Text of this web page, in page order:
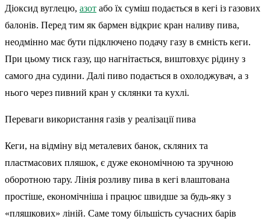
Діоксид вуглецю, азот або їх суміш подається в кегі із газових
балонів. Перед тим як бармен відкриє кран наливу пива,
неодмінно має бути підключено подачу газу в ємність кеги.
При цьому тиск газу, що нагнітається, виштовхує рідину з
самого дна судини. Далі пиво подається в охолоджувач, а з
нього через пивний кран у склянки та кухлі.
Переваги використання газів у реалізації пива
Кеги, на відміну від металевих банок, скляних та
пластмасових пляшок, є дуже економічною та зручною
оборотною тару. Лінія розливу пива в кегі влаштована
простіше, економічніша і працює швидше за будь-яку з
«пляшкових» ліній. Саме тому більшість сучасних барів